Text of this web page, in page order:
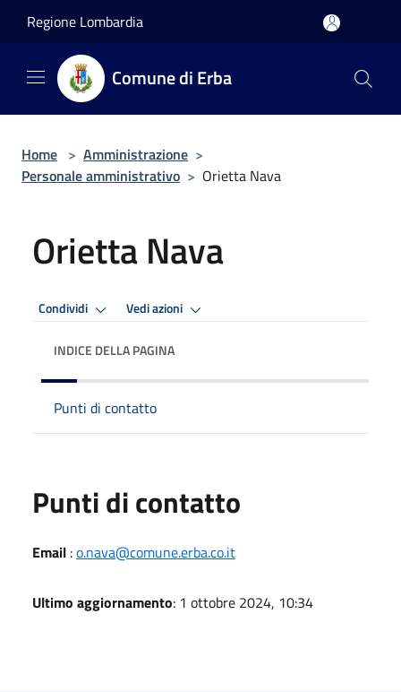
Regione Lombardia
Comune di Erba
Home > Amministrazione >
Personale amministrativo > Orietta Nava
Orietta Nava
Condividi Vedi azioni
INDICE DELLA PAGINA
Punti di contatto
Punti di contatto
Email :o.nava@comune.erba.co.it
Ultimo aggiornamento: 1 ottobre 2024, 10:34